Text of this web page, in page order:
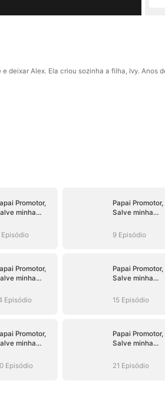
deixar Alex. Ela criou sozinha a filha, Ivy. Anos
Promotor,
minha
Episódio
Papai Promotor,
Salve minha
9 Episódio
Promotor,
minha
Episódio
Papai Promotor,
Salve minha
15 Episódio
Promotor,
minha
Episódio
Papai Promotor,
Salve minha
21 Episódio